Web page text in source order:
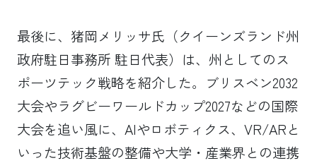
最後に、猪岡メリッサ氏（クイーンズランド州
政府駐日事務所 駐日代表）は、州としてのス
ポーツテック戦略を紹介した。ブリスベン2032
大会やラグビーワールドカップ2027などの国際
大会を追い風に、AIやロボティクス、VR/ARと
いった技術基盤の整備や大学・産業界との連携